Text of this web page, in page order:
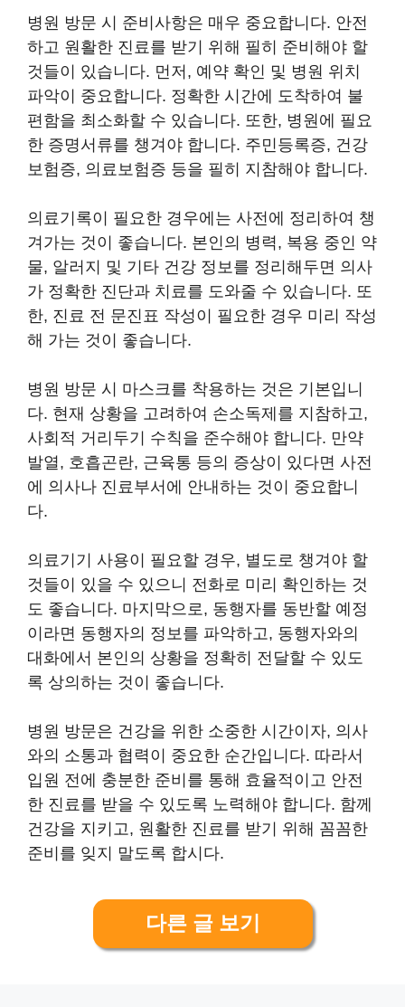
병원 방문 시 준비사항은 매우 중요합니다. 안전
하고 원활한 진료를 받기 위해 필히 준비해야 할
것들이 있습니다. 먼저, 예약 확인 및 병원 위치
파악이 중요합니다. 정확한 시간에 도착하여 불
편함을 최소화할 수 있습니다. 또한, 병원에 필요
한 증명서류를 챙겨야 합니다. 주민등록증, 건강
보험증, 의료보험증 등을 필히 지참해야 합니다.
의료기록이 필요한 경우에는 사전에 정리하여 챙
겨가는 것이 좋습니다. 본인의 병력, 복용 중인 약
물, 알러지 및 기타 건강 정보를 정리해두면 의사
가 정확한 진단과 치료를 도와줄 수 있습니다. 또
한, 진료 전 문진표 작성이 필요한 경우 미리 작성
해 가는 것이 좋습니다.
병원 방문 시 마스크를 착용하는 것은 기본입니
다. 현재 상황을 고려하여 손소독제를 지참하고,
사회적 거리두기 수칙을 준수해야 합니다. 만약
발열, 호흡곤란, 근육통 등의 증상이 있다면 사전
에 의사나 진료부서에 안내하는 것이 중요합니
다.
의료기기 사용이 필요할 경우, 별도로 챙겨야 할
것들이 있을 수 있으니 전화로 미리 확인하는 것
도 좋습니다. 마지막으로, 동행자를 동반할 예정
이라면 동행자의 정보를 파악하고, 동행자와의
대화에서 본인의 상황을 정확히 전달할 수 있도
록 상의하는 것이 좋습니다.
병원 방문은 건강을 위한 소중한 시간이자, 의사
와의 소통과 협력이 중요한 순간입니다. 따라서
입원 전에 충분한 준비를 통해 효율적이고 안전
한 진료를 받을 수 있도록 노력해야 합니다. 함께
건강을 지키고, 원활한 진료를 받기 위해 꼼꼼한
준비를 잊지 말도록 합시다.
다른 글 보기